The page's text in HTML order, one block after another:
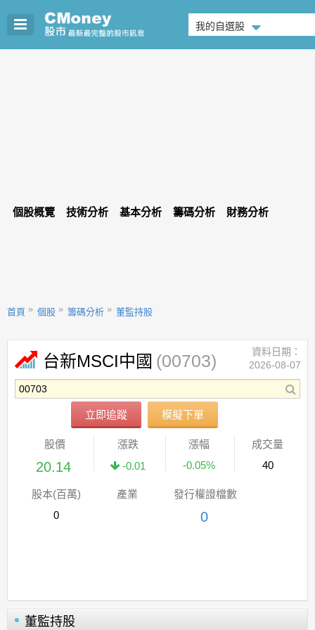
我的自選股
個股概覽 技術分析 基本分析 籌碼分析 財務分析
首頁 個股 籌碼分析 董監持股
台新MSCI中國 (00703)
立即追蹤 模擬下單
資料日期：
2026-08-07
股價
20.14
漲跌
-0.01
漲幅
-0.05%
成交量
40
股本(百萬)
0
產業 發行權證檔數
0
董監持股